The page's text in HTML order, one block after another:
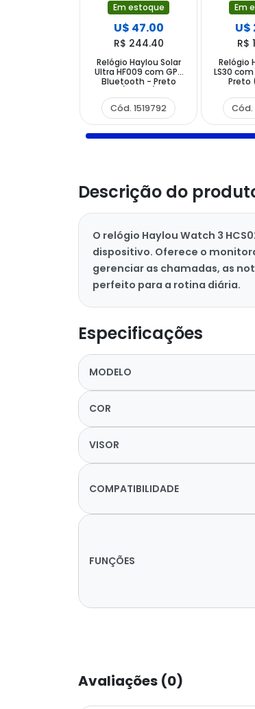
Em estoque
U$ 47.00
R$ 244.40
Relógio Haylou Solar
Ultra HF009 com GPS
Bluetooth - Preto
Cód. 1519792
Em
U$
R$
Relógio
LS30
Preto
Cód.
Descrição do
O relógio Haylou Watch 3
dispositivo. Oferece o
gerenciar as chamadas, as
perfeito para a rotina diária.
Especificações
MODELO
COR
VISOR
COMPATIBILIDADE
FUNÇÕES
Avaliações (0)